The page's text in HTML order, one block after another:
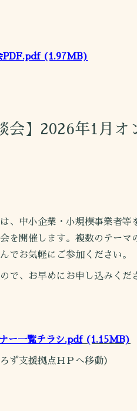
PDF.pdf(1.97MB)
会】2026年1月
、中小企業・小規模事業者等
を開催します。複数のテーマ
でお気軽にご参加ください。
で、お早めにお申し込みくだ
ー一覧チラシ.pdf(1.15MB)
ず支援拠点ＨＰへ移動）